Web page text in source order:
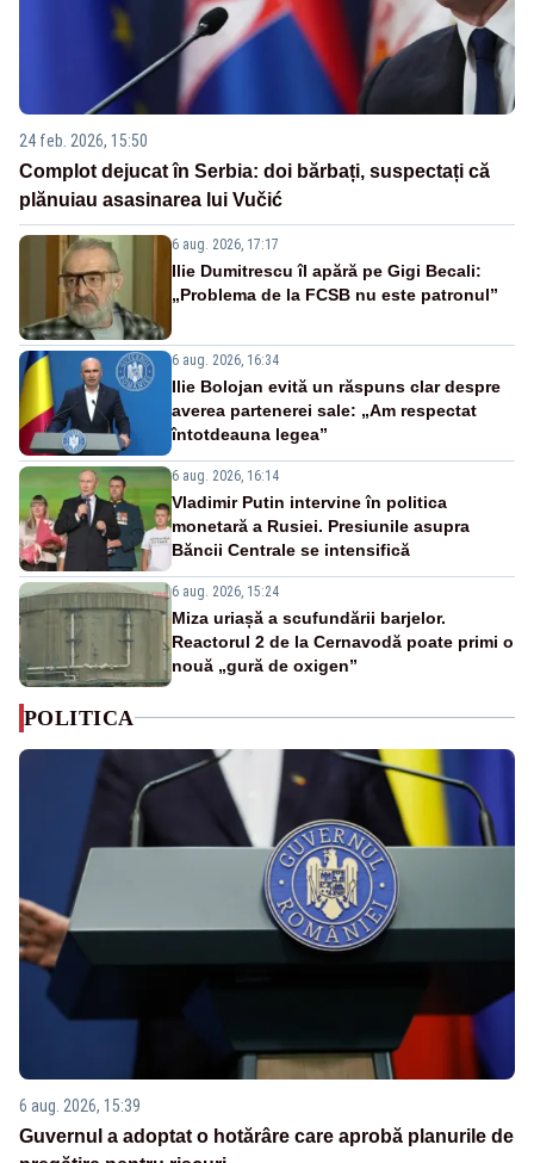
24 feb. 2026, 15:50
Complot dejucat în Serbia: doi bărbați, suspectați că
plănuiau asasinarea lui Vučić
6 aug. 2026, 17:17
Ilie Dumitrescu îl apără pe Gigi Becali:
„Problema de la FCSB nu este patronul”
6 aug. 2026, 16:34
Ilie Bolojan evită un răspuns clar despre
averea partenerei sale: „Am respectat
întotdeauna legea”
6 aug. 2026, 16:14
Vladimir Putin intervine în politica
monetară a Rusiei. Presiunile asupra
Băncii Centrale se intensifică
6 aug. 2026, 15:24
Miza uriașă a scufundării barjelor.
Reactorul 2 de la Cernavodă poate primi o
nouă „gură de oxigen”
POLITICA
6 aug. 2026, 15:39
Guvernul a adoptat o hotărâre care aprobă planurile de